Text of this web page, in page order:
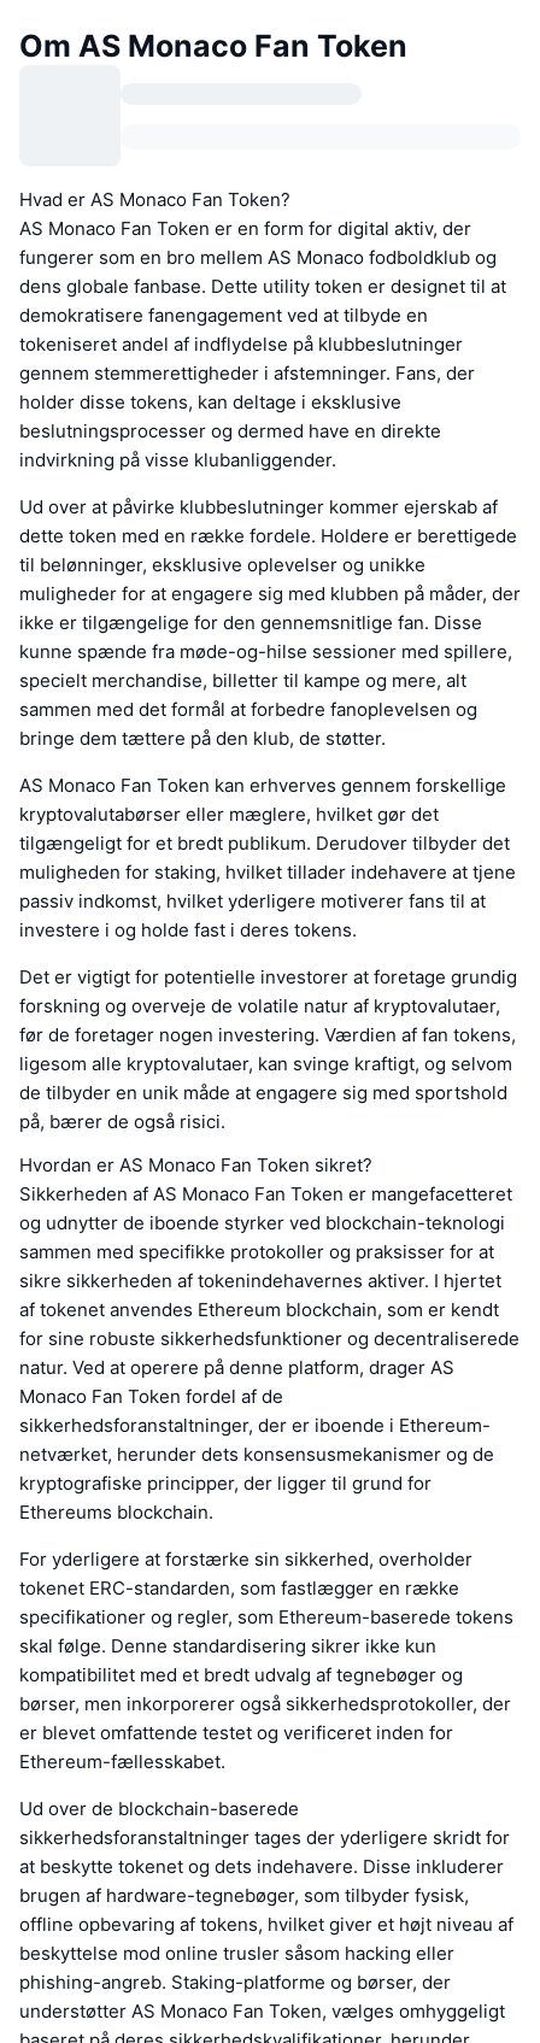
Om AS Monaco Fan Token
Hvad er AS Monaco Fan Token?
AS Monaco Fan Token er en form for digital aktiv, der
fungerer som en bro mellem AS Monaco fodboldklub og
dens globale fanbase. Dette utility token er designet til at
demokratisere fanengagement ved at tilbyde en
tokeniseret andel af indflydelse på klubbeslutninger
gennem stemmerettigheder i afstemninger. Fans, der
holder disse tokens, kan deltage i eksklusive
beslutningsprocesser og dermed have en direkte
indvirkning på visse klubanliggender.
Ud over at påvirke klubbeslutninger kommer ejerskab af
dette token med en række fordele. Holdere er berettigede
til belønninger, eksklusive oplevelser og unikke
muligheder for at engagere sig med klubben på måder, der
ikke er tilgængelige for den gennemsnitlige fan. Disse
kunne spænde fra møde-og-hilse sessioner med spillere,
specielt merchandise, billetter til kampe og mere, alt
sammen med det formål at forbedre fanoplevelsen og
bringe dem tættere på den klub, de støtter.
AS Monaco Fan Token kan erhverves gennem forskellige
kryptovalutabørser eller mæglere, hvilket gør det
tilgængeligt for et bredt publikum. Derudover tilbyder det
muligheden for staking, hvilket tillader indehavere at tjene
passiv indkomst, hvilket yderligere motiverer fans til at
investere i og holde fast i deres tokens.
Det er vigtigt for potentielle investorer at foretage grundig
forskning og overveje de volatile natur af kryptovalutaer,
før de foretager nogen investering. Værdien af fan tokens,
ligesom alle kryptovalutaer, kan svinge kraftigt, og selvom
de tilbyder en unik måde at engagere sig med sportshold
på, bærer de også risici.
Hvordan er AS Monaco Fan Token sikret?
Sikkerheden af AS Monaco Fan Token er mangefacetteret
og udnytter de iboende styrker ved blockchain-teknologi
sammen med specifikke protokoller og praksisser for at
sikre sikkerheden af tokenindehavernes aktiver. I hjertet
af tokenet anvendes Ethereum blockchain, som er kendt
for sine robuste sikkerhedsfunktioner og decentraliserede
natur. Ved at operere på denne platform, drager AS
Monaco Fan Token fordel af de
sikkerhedsforanstaltninger, der er iboende i Ethereum-
netværket, herunder dets konsensusmekanismer og de
kryptografiske principper, der ligger til grund for
Ethereums blockchain.
For yderligere at forstærke sin sikkerhed, overholder
tokenet ERC-standarden, som fastlægger en række
specifikationer og regler, som Ethereum-baserede tokens
skal følge. Denne standardisering sikrer ikke kun
kompatibilitet med et bredt udvalg af tegnebøger og
børser, men inkorporerer også sikkerhedsprotokoller, der
er blevet omfattende testet og verificeret inden for
Ethereum-fællesskabet.
Ud over de blockchain-baserede
sikkerhedsforanstaltninger tages der yderligere skridt for
at beskytte tokenet og dets indehavere. Disse inkluderer
brugen af hardware-tegnebøger, som tilbyder fysisk,
offline opbevaring af tokens, hvilket giver et højt niveau af
beskyttelse mod online trusler såsom hacking eller
phishing-angreb. Staking-platforme og børser, der
understøtter AS Monaco Fan Token, vælges omhyggeligt